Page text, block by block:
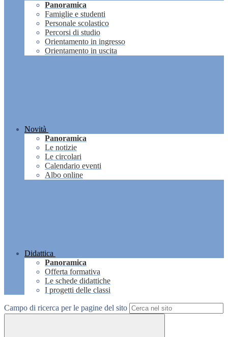
Panoramica
Famiglie e studenti
Personale scolastico
Percorsi di studio
Orientamento in ingresso
Orientamento in uscita
Novità
Panoramica
Le notizie
Le circolari
Calendario eventi
Albo online
Didattica
Panoramica
Offerta formativa
Le schede didattiche
I progetti delle classi
Campo di ricerca per le pagine del sito